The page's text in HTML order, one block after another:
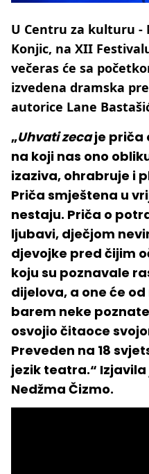
U Centru za kulturu
Konjic, na XII
večeras će sa
izvedena dramska
autorice Lane
„Uhvati zecaje priča
na koji nas ono
izaziva, ohrabruje i
Priča smještena u
nestaju. Priča o
ljubavi, dječjom
djevojke pred čijim
koju su poznavale
dijelova, a one će
barem neke
osvojio čitaoce
Preveden na 18
jezik teatra.“
Nedžma Čizmo.